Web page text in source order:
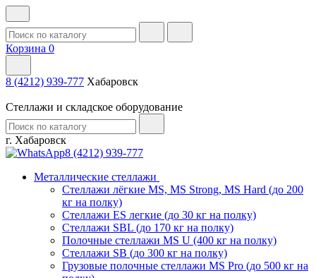
Корзина 0
8 (4212) 939-777 Хабаровск
Стеллажи и складское оборудование
г. Хабаровск
8 (4212) 939-777
Металлические стеллажи
Стеллажи лёгкие MS, MS Strong, MS Hard (до 200
кг на полку)
Стеллажи ES легкие (до 30 кг на полку)
Стеллажи SBL (до 170 кг на полку)
Полочные стеллажи MS U (400 кг на полку)
Стеллажи SB (до 300 кг на полку)
Грузовые полочные стеллажи MS Pro (до 500 кг на